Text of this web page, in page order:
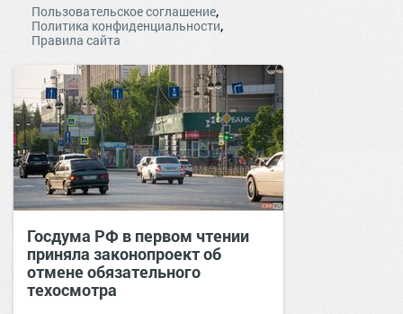
Пользовательское соглашение,
Политика конфиденциальности,
Правила сайта
Госдума РФ в первом чтении
приняла законопроект об
отмене обязательного
техосмотра